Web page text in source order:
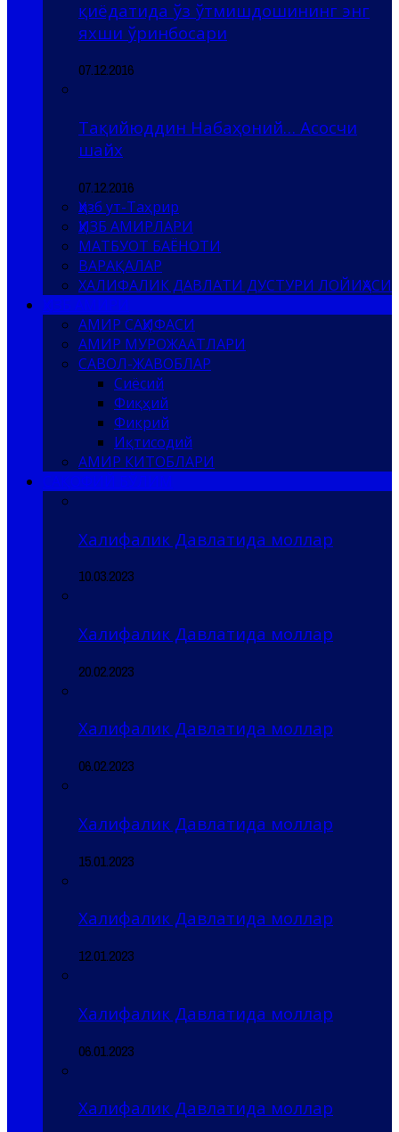
қиёдатида ўз ўтмишдошининг энг
яхши ўринбосари
07.12.2016
Тақийюддин Набаҳоний… Асосчи
шайх
07.12.2016
Ҳизб ут-Таҳрир
ҲИЗБ АМИРЛАРИ
МАТБУОТ БАЁНОТИ
ВАРАҚАЛАР
ХАЛИФАЛИК ДАВЛАТИ ДУСТУРИ ЛОЙИҲАСИ
АМИР САҲИФАСИ
АМИР МУРОЖААТЛАРИ
САВОЛ-ЖАВОБЛАР
Сиёсий
Фиқҳий
Фикрий
Иқтисодий
АМИР КИТОБЛАРИ
Халифалик Давлатида моллар
10.03.2023
Халифалик Давлатида моллар
20.02.2023
Халифалик Давлатида моллар
06.02.2023
Халифалик Давлатида моллар
15.01.2023
Халифалик Давлатида моллар
12.01.2023
Халифалик Давлатида моллар
06.01.2023
Халифалик Давлатида моллар